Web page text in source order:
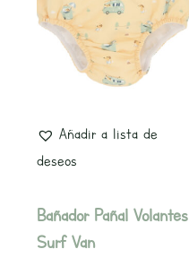
Añadir a lista de
deseos
Bañador Pañal Volantes
Surf Van
tiene
múltiples
variantes.